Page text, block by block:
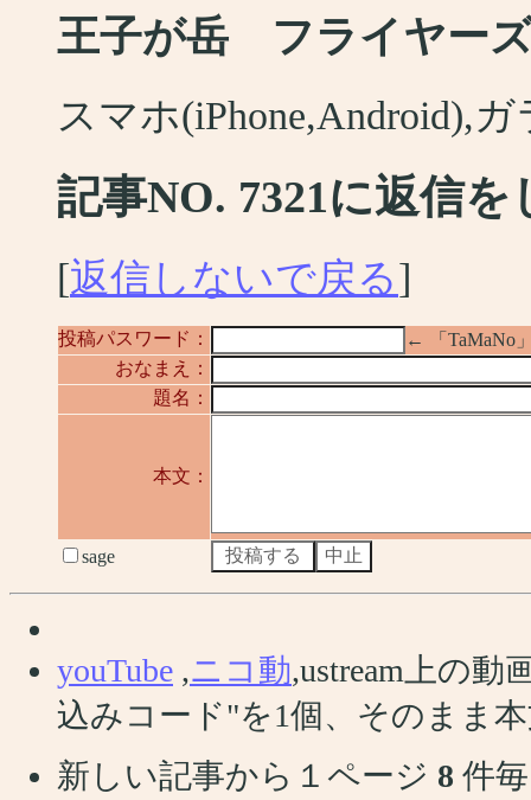
王子が岳 フライヤー
スマホ(iPhone,Android),
記事NO. 7321に返信
[返信しないで戻る]
投稿パスワード：
← 「TaMaNo
おなまえ：
題名：
本文：
sage
youTube ,ニコ動,ustream上の
込みコード"を1個、そのまま
新しい記事から１ページ 8 件